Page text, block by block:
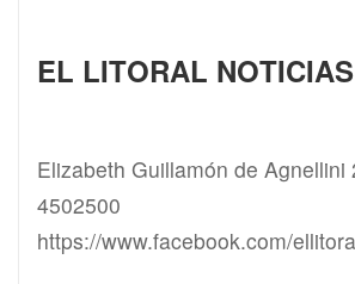
EL LITORAL NOTICIAS
Elizabeth Guillamón de Agnellini
4502500
https://www.facebook.com/